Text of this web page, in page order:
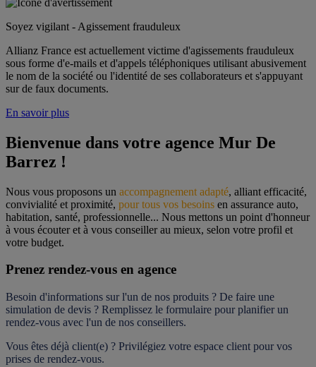
Soyez vigilant - Agissement frauduleux
Allianz France est actuellement victime d'agissements frauduleux
sous forme d'e-mails et d'appels téléphoniques utilisant abusivement
le nom de la société ou l'identité de ses collaborateurs et s'appuyant
sur de faux documents.
En savoir plus
Bienvenue dans votre agence Mur De
Barrez !
Nous vous proposons un accompagnement adapté, alliant efficacité,
convivialité et proximité, pour tous vos besoins en assurance auto,
habitation, santé, professionnelle... Nous mettons un point d'honneur
à vous écouter et à vous conseiller au mieux, selon votre profil et
votre budget.
Prenez rendez-vous en agence
Besoin d'informations sur l'un de nos produits ? De faire une
simulation de devis ? Remplissez le formulaire pour planifier un
rendez-vous avec l'un de nos conseillers.
Vous êtes déjà client(e) ? Privilégiez votre espace client pour vos
prises de rendez-vous.